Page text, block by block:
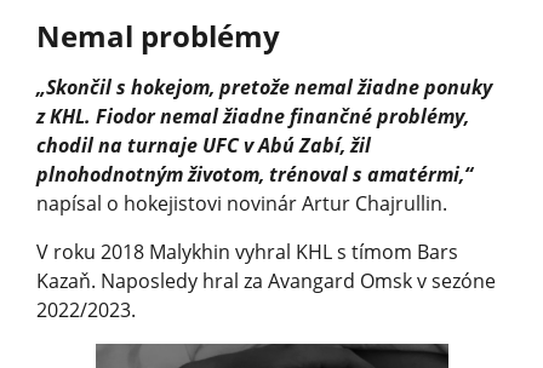
Nemal problémy
„Skončil s hokejom, pretože nemal žiadne ponuky
z KHL. Fiodor nemal žiadne finančné problémy,
chodil na turnaje UFC v Abú Zabí, žil
plnohodnotným životom, trénoval s amatérmi,“
napísal o hokejistovi novinár Artur Chajrullin.
V roku 2018 Malykhin vyhral KHL s tímom Bars
Kazaň. Naposledy hral za Avangard Omsk v sezóne
2022/2023.